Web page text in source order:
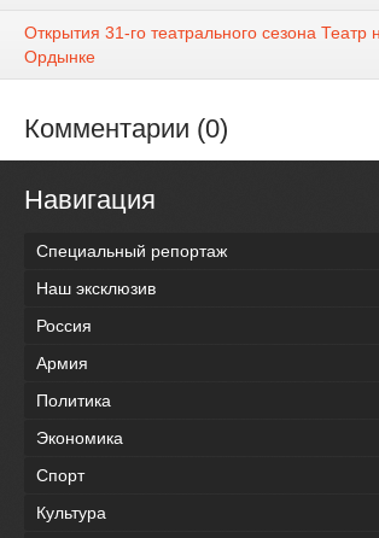
Открытия 31-го театрального сезона Театр
Ордынке
Комментарии (0)
Навигация
Специальный репортаж
Наш эксклюзив
Россия
Армия
Политика
Экономика
Спорт
Культура